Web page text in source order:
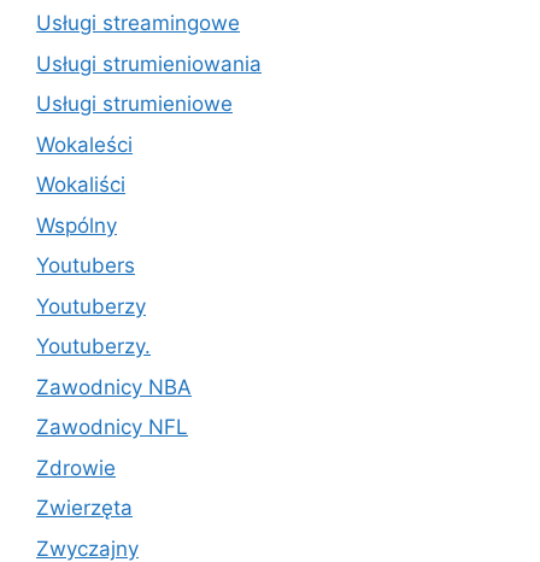
Usługi streamingowe
Usługi strumieniowania
Usługi strumieniowe
Wokaleści
Wokaliści
Wspólny
Youtubers
Youtuberzy
Youtuberzy.
Zawodnicy NBA
Zawodnicy NFL
Zdrowie
Zwierzęta
Zwyczajny